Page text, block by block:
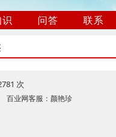
问答
联系
次
业网客服：颜艳珍